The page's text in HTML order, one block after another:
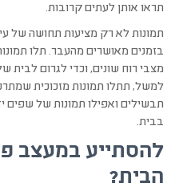
תראו אותן לעתים קרובות.
תמונות לא רק מציעות תחושה של
בזמנים מאושרים מהעבר. תלו
מצבי רוח שונים, וכדי לגרום
למשל, תתלו תמונות מזכוכית
תבשילים ואפילו תמונות של שפים
בבית.
להסתייע במעצב
הבית?